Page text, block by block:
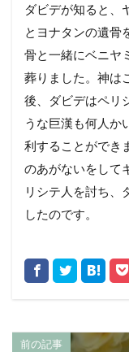
ダビデが知ると、
とヨナタンの遺骨
骨と一緒にベニヤ
葬りました。神は
後、ダビデはペリ
うな巨漢も何人か
利することができ
のあがないをして
リシテ人を討ち、
したのです。
前の記事